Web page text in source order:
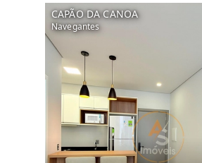
CAPÃO DA CANOA
Navegantes